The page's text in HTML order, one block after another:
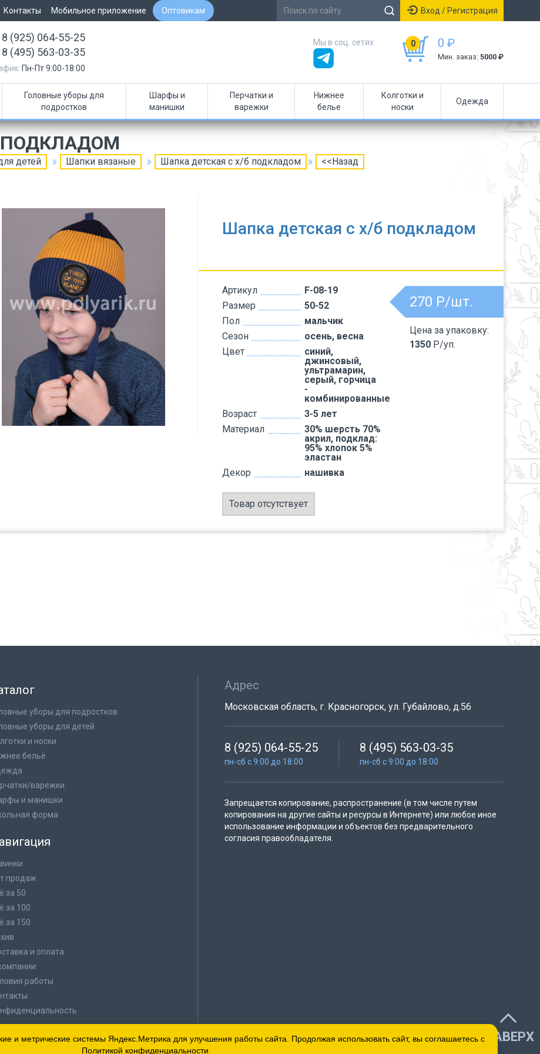
Контакты Мобильное приложение Оптовикам Вход / Регистрация
8 (925) 064-55-25
8 (495) 563-03-35
Пн-Пт 9:00-18:00
0 0 ₽
Мин. заказ: 5000 ₽
Мы в соц. сетях
Головные уборы для
подростков
Шарфы и
манишки
Перчатки и
варежки
Нижнее
белье
Колготки и
носки
Одежда
детей Шапки вязаные Шапка детская с х/б подкладом <<Назад
Шапка детская с х/б подкладом
Артикул
F-08-19
Размер
50-52
Пол
мальчик
Сезон
осень, весна
Цвет
синий,
джинсовый,
ультрамарин,
серый, горчица
-
комбинированные
Возраст
3-5 лет
Материал
30% шерсть 70%
акрил, подклад:
95% хлопок 5%
эластан
Декор
нашивка
270 Р/шт.
Цена за упаковку:
1350 Р/уп.
Товар отсутствует
уборы для подростков
уборы для детей
и носки
бельё
варежки
и манишки
форма
продаж
за 50
за 100
за 150
и оплата
работы
Адрес
Московская область, г. Красногорск, ул. Губайлово, д.56
8 (925) 064-55-25
пн-сб с 9:00 до 18:00
8 (495) 563-03-35
пн-сб с 9:00 до 18:00
Запрещается копирование, распространение (в том числе путем
копирования на другие сайты и ресурсы в Интернете) или любое иное
использование информации и объектов без предварительного
согласия правообладателя.
НАВЕРХ
и метрические системы Яндекс.Метрика для улучшения работы сайта. Продолжая использовать сайт, вы соглашаетесь с
Политикой конфиденциальности